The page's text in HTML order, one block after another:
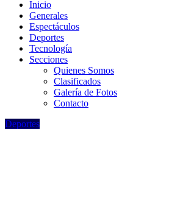
Inicio
Generales
Espectáculos
Deportes
Tecnologí­a
Secciones
Quienes Somos
Clasificados
Galería de Fotos
Contacto
Deportes